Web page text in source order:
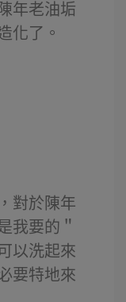
年老油垢
化了。
對於陳年
我要的＂
以洗起來
要特地來